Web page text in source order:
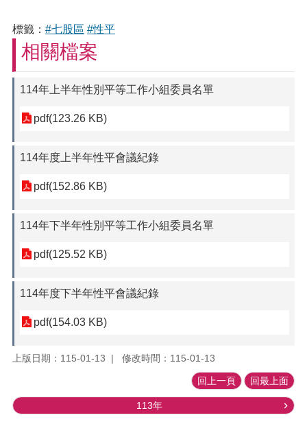
標籤： #七股區 #性平
相關檔案
114年上半年性別平等工作小組委員名單
pdf(123.26 KB)
114年度上半年性平會議紀錄
pdf(152.86 KB)
114年下半年性別平等工作小組委員名單
pdf(125.52 KB)
114年度下半年性平會議紀錄
pdf(154.03 KB)
上版日期：115-01-13 修改時間：115-01-13
回上一頁 回最上面
113年